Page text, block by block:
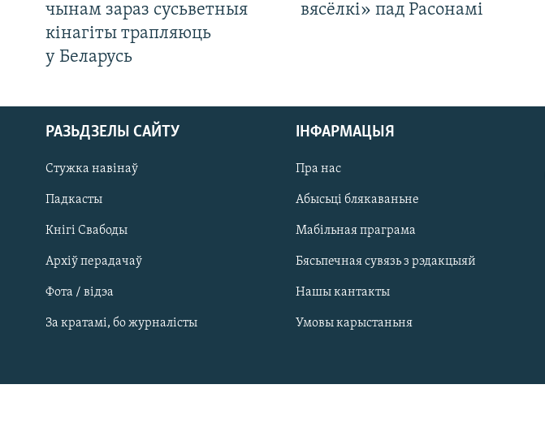
САЧЫЦЕ ЗА АБНАЎЛЕНЬНЯМІ
чынам зараз сусьветныя
кінагіты трапляюць
у Беларусь
вясёлкі» пад Расонамі
РАЗЬДЗЕЛЫ САЙТУ
Стужка навінаў
Падкасты
Кнігі Свабоды
Архіў перадачаў
Фота / відэа
За кратамі, бо журналісты
ІНФАРМАЦЫЯ
Пра нас
Абысьці блякаваньне
Мабільная праграма
Бясьпечная сувязь з рэдакцыяй
Нашы кантакты
Умовы карыстаньня